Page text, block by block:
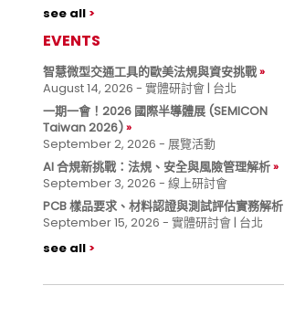
see all
EVENTS
智慧微型交通工具的歐美法規與資安挑戰
August 14, 2026 - 實體研討會 | 台北
一期一會！2026 國際半導體展 (SEMICON
Taiwan 2026)
September 2, 2026 - 展覽活動
AI 合規新挑戰：法規、安全與風險管理解析
September 3, 2026 - 線上研討會
PCB 樣品要求、材料認證與測試評估實務解析
September 15, 2026 - 實體研討會 | 台北
see all